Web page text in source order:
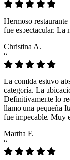
Hermoso
fue espectacular. La
Christina A.
“
La comida estuvo
categoría. La
Definitivamente lo
llamo una pequeña
fue impecable. Muy
Martha F.
“